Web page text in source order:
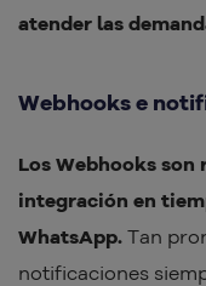
atender las
Webhooks e
Los Webhooks
integración en
WhatsApp. Tan
notificaciones